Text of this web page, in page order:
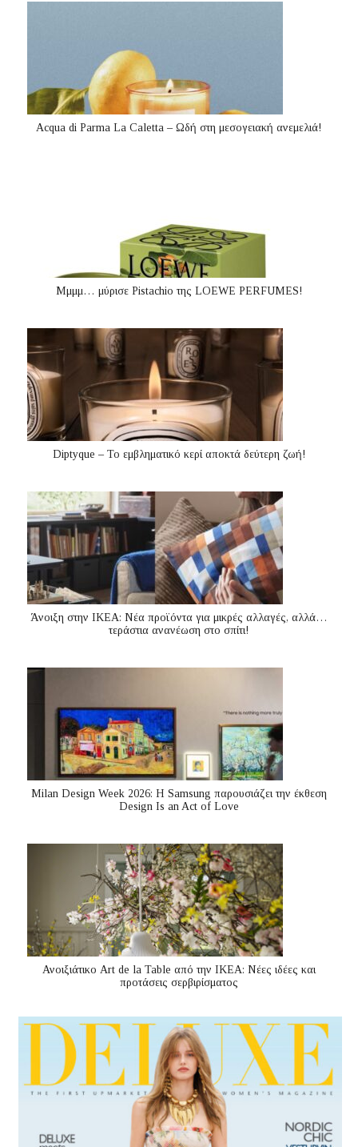
Acqua di Parma La Caletta – Ωδή στη μεσογειακή ανεμελιά!
Μμμμ… μύρισε Pistachio της LOEWE PERFUMES!
Diptyque – Το εμβληματικό κερί αποκτά δεύτερη ζωή!
Άνοιξη στην ΙΚΕΑ: Νέα προϊόντα για μικρές αλλαγές, αλλά…
τεράστια ανανέωση στο σπίτι!
Milan Design Week 2026: Η Samsung παρουσιάζει την έκθεση
Design Is an Act of Love
Ανοιξιάτικο Art de la Table από την ΙΚΕΑ: Νέες ιδέες και
προτάσεις σερβιρίσματος